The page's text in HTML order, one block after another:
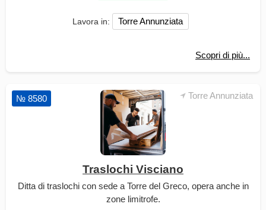
Lavora in: Torre Annunziata
Scopri di più...
Torre Annunziata
№ 8580
Traslochi Visciano
Ditta di traslochi con sede a Torre del Greco, opera anche in
zone limitrofe.